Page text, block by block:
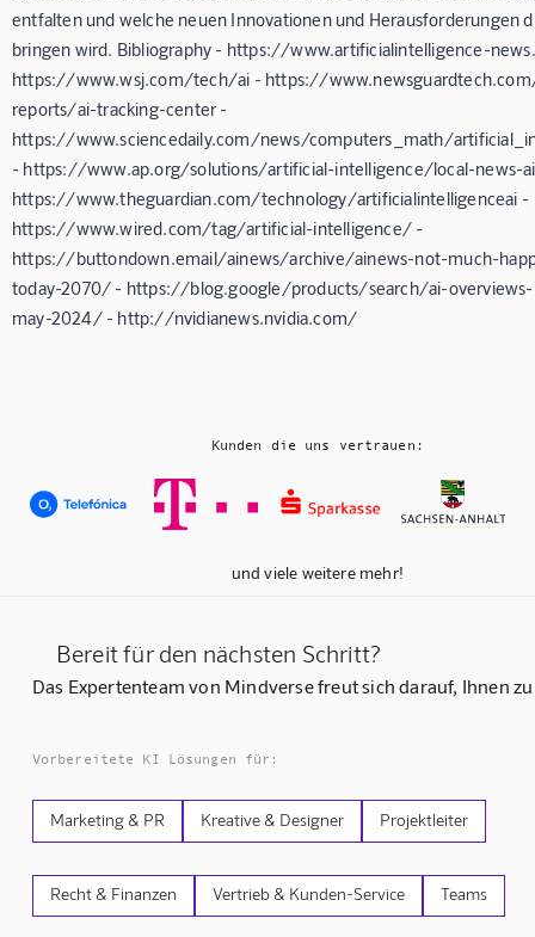
entfalten und welche neuen Innovationen und Herausforderungen
bringen wird. Bibliography - https://www.artificialintelligence-
https://www.wsj.com/tech/ai - https://
reports/ai-tracking-center -
https://www.sciencedaily.com/news/computers_math/
- https://www.ap.org/solutions/artificial-intelligence/local-news-
https://www.theguardian.com/technology/artificialintelligenceai -
https://www.wired.com/tag/artificial-intelligence/ -
https://buttondown.email/ainews/archive/ainews-not-much-
today-2070/ - https://blog.google/products/search/ai-
may-2024/ - http://nvidianews.nvidia.com/
Kunden die uns vertrauen:
und viele weitere mehr!
Bereit für den nächsten Schritt?
Das Expertenteam von Mindverse freut sich darauf, Ihnen
Vorbereitete KI Lösungen für:
Marketing & PR Kreative & Designer Projektleiter
Recht & Finanzen Vertrieb & Kunden-Service Teams